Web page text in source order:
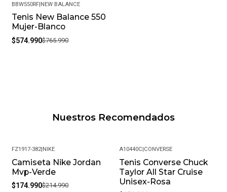
-25%
BBW550RF|NEW BALANCE
Tenis New Balance 550
Mujer-Blanco
$574.990$765.990
Nuestros Recomendados
-19%
FZ1917-382|NIKE
Camiseta Nike Jordan
Mvp-Verde
$174.990$214.990
A10440C|CONVERSE
Tenis Converse Chuck
Taylor All Star Cruise
Unisex-Rosa